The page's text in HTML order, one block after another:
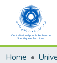
Home